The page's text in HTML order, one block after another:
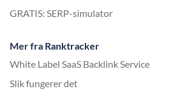
GRATIS: SERP-simulator
Mer fra Ranktracker
White Label SaaS Backlink Service
Slik fungerer det